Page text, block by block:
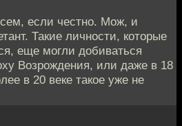
если честно. Мож, и
Такие личности, которые
еще могли добиваться
Возрождения, или даже в 18
в 20 веке такое уже не